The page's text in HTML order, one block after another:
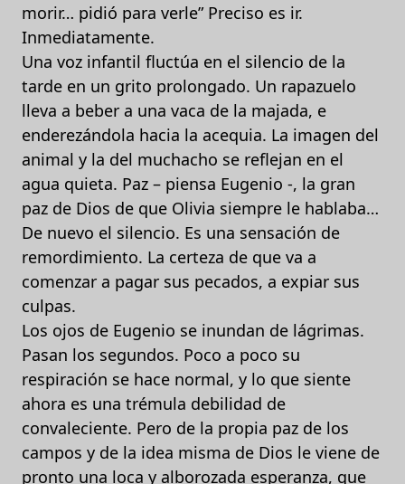
morir… pidió para verle” Preciso es ir.
Inmediatamente.
Una voz infantil fluctúa en el silencio de la
tarde en un grito prolongado. Un rapazuelo
lleva a beber a una vaca de la majada, e
enderezándola hacia la acequia. La imagen del
animal y la del muchacho se reflejan en el
agua quieta. Paz – piensa Eugenio -, la gran
paz de Dios de que Olivia siempre le hablaba…
De nuevo el silencio. Es una sensación de
remordimiento. La certeza de que va a
comenzar a pagar sus pecados, a expiar sus
culpas.
Los ojos de Eugenio se inundan de lágrimas.
Pasan los segundos. Poco a poco su
respiración se hace normal, y lo que siente
ahora es una trémula debilidad de
convaleciente. Pero de la propia paz de los
campos y de la idea misma de Dios le viene de
pronto una loca y alborozada esperanza, que